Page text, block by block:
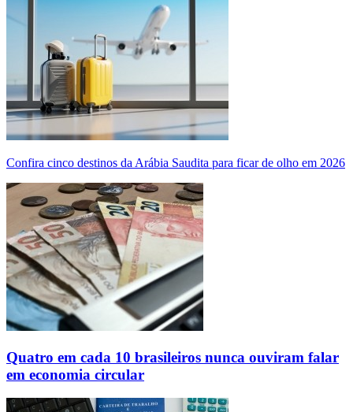
Confira cinco destinos da Arábia Saudita para ficar de olho em 2026
Quatro em cada 10 brasileiros nunca ouviram falar
em economia circular